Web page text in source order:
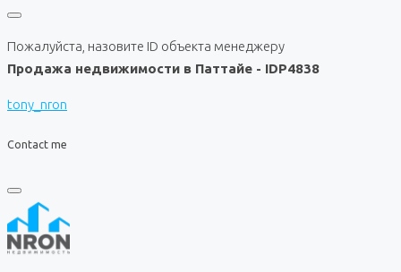
Пожалуйста, назовите ID объекта менеджеру
Продажа недвижимости в Паттайе - IDP4838
tony_nron
Contact me